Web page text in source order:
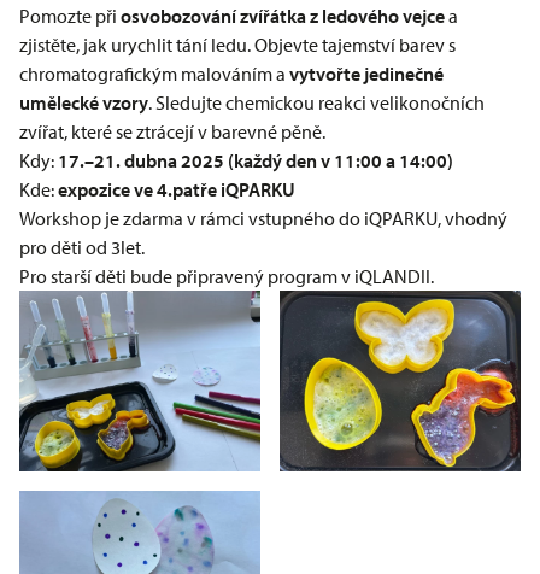
Pomozte při osvobozování zvířátka z ledového vejcea
zjistěte, jak urychlit tání ledu. Objevte tajemství barev s
chromatografickým malováním a vytvořte jedinečné
umělecké vzory. Sledujte chemickou reakci velikonočních
zvířat, které se ztrácejí v barevné pěně.
Kdy: 17.–21. dubna 2025 (každý den v 11:00 a 14:00)
Kde:expozice ve 4.patře iQPARKU
Workshop je zdarma v rámci vstupného do iQPARKU, vhodný
pro děti od 3let.
Pro starší děti bude připravený program v iQLANDII.